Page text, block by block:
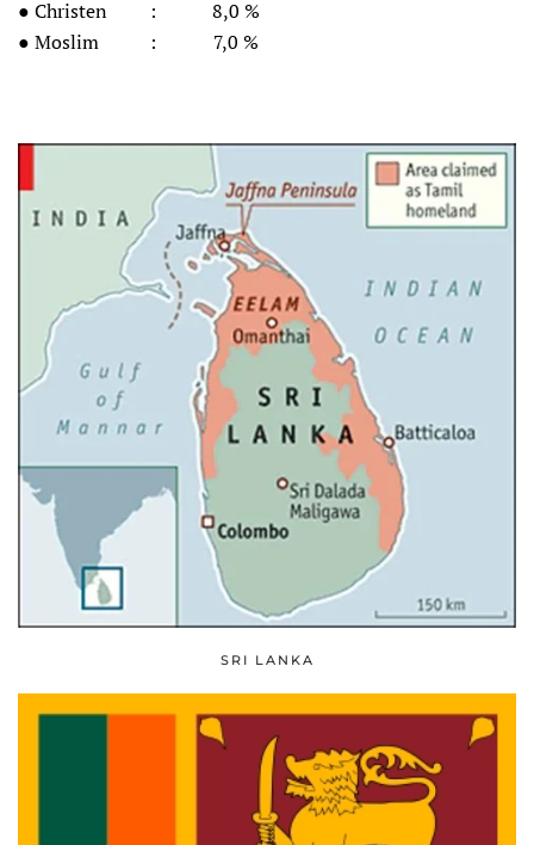
● Christen
:
8,0 %
● Moslim
: 7,0 %
SRI LANKA